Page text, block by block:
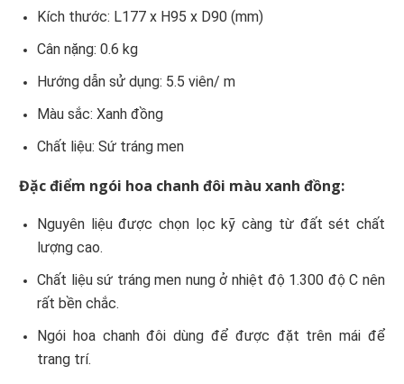
Kích thước: L177 x H95 x D90 (mm)
Cân nặng: 0.6 kg
Hướng dẫn sử dụng: 5.5 viên/ m
Màu sắc: Xanh đồng
Chất liệu: Sứ tráng men
Đặc điểm ngói hoa chanh đôi màu xanh đồng:
Nguyên liệu được chọn lọc kỹ càng từ đất sét chất
lượng cao.
Chất liệu sứ tráng men nung ở nhiệt độ 1.300 độ C nên
rất bền chắc.
Ngói hoa chanh đôi dùng để được đặt trên mái để
trang trí.